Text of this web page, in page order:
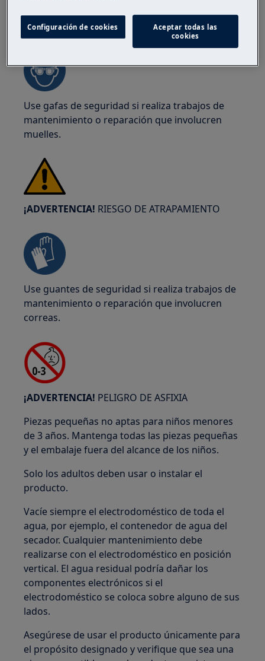
RIESGO DE LESIONES
OCULARES
Use gafas de seguridad si realiza trabajos de
mantenimiento o reparación que involucren
muelles.
¡ADVERTENCIA! RIESGO DE ATRAPAMIENTO
Use guantes de seguridad si realiza trabajos de
mantenimiento o reparación que involucren
correas.
¡ADVERTENCIA! PELIGRO DE ASFIXIA
Piezas pequeñas no aptas para niños menores
de 3 años. Mantenga todas las piezas pequeñas
y el embalaje fuera del alcance de los niños.
Solo los adultos deben usar o instalar el
producto.
Vacíe siempre el electrodoméstico de toda el
agua, por ejemplo, el contenedor de agua del
secador. Cualquier mantenimiento debe
realizarse con el electrodoméstico en posición
vertical. El agua residual podría dañar los
componentes electrónicos si el
electrodoméstico se coloca sobre alguno de sus
lados.
Asegúrese de usar el producto únicamente para
el propósito designado y verifique que sea una
Configuración de cookies
Aceptar todas las
cookies